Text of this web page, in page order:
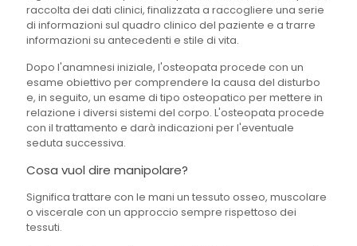
raccolta dei dati clinici, finalizzata a raccogliere una serie
di informazioni sul quadro clinico del paziente e a trarre
informazioni su antecedenti e stile di vita.
Dopo l'anamnesi iniziale, l'osteopata procede con un
esame obiettivo per comprendere la causa del disturbo
e, in seguito, un esame di tipo osteopatico per mettere in
relazione i diversi sistemi del corpo. L'osteopata procede
con il trattamento e darà indicazioni per l'eventuale
seduta successiva.
Cosa vuol dire manipolare?
Significa trattare con le mani un tessuto osseo, muscolare
o viscerale con un approccio sempre rispettoso dei
tessuti.